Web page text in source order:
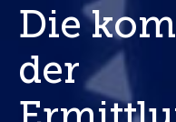
Die
der